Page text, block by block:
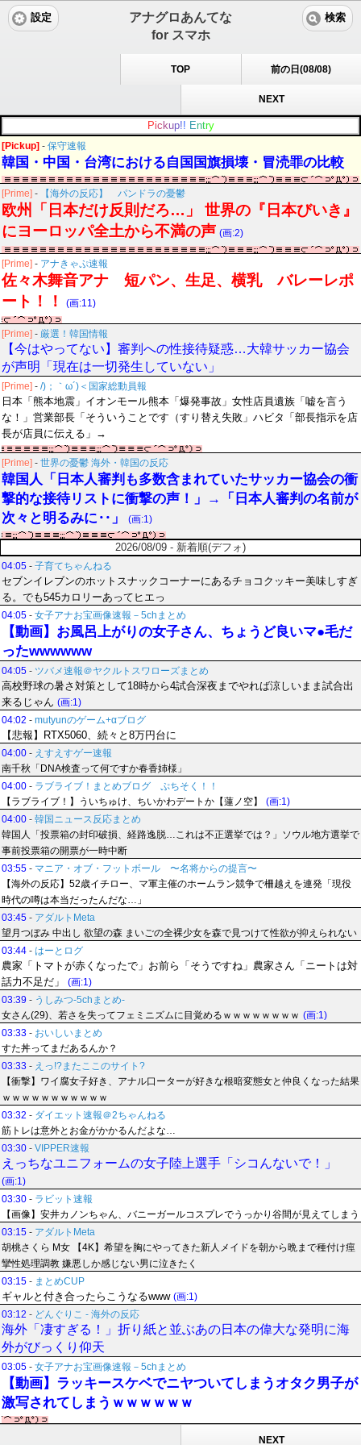
アナグロあんてな
for スマホ
設定 検索
TOP 前の日(08/08)
NEXT
Pic kup!! Entry
[Pickup] - 保守速報
韓国・中国・台湾における自国国旗損壊・冒涜罪の比較
[Prime] - 【海外の反応】 パンドラの憂鬱
欧州「日本だけ反則だろ…」 世界の『日本びいき』
にヨーロッパ全土から不満の声 (画:2)
[Prime] - アナきゃぷ速報
佐々木舞音アナ 短パン、生足、横乳 バレーレポ
ート！！
(画:11)
[Prime] - 厳選！韓国情報
【今はやってない】審判への性接待疑惑…大韓サッカー協会
が声明「現在は一切発生していない」
[Prime] - /)；｀ω´)＜国家総動員報
日本「熊本地震」イオンモール熊本「爆発事故」女性店員遺族「嘘を言う
な！」営業部長「そういうことです（すり替え失敗」ハビタ「部長指示を店
長が店員に伝える」→
[Prime] - 世界の憂鬱 海外・韓国の反応
韓国人「日本人審判も多数含まれていたサッカー協会の衝
撃的な接待リストに衝撃の声！」→「日本人審判の名前が
次々と明るみに‥」
(画:1)
2026/08/09 - 新着順(デフォ)
04:05 - 子育てちゃんねる
セブンイレブンのホットスナックコーナーにあるチョコクッキー美味しすぎ
る。でも545カロリーあってヒエっ
04:05 - 女子アナお宝画像速報－5chまとめ
【動画】お風呂上がりの女子さん、ちょうど良いマ●毛だ
ったwwwwww
04:05 - ツバメ速報＠ヤクルトスワローズまとめ
高校野球の暑さ対策として18時から4試合深夜までやれば涼しいまま試合出
来るじゃん (画:1)
04:02 - mutyunのゲーム+αブログ
【悲報】RTX5060、続々と8万円台に
04:00 - えすえすゲー速報
南千秋「DNA検査って何ですか春香姉様」
04:00 - ラブライブ！まとめブログ ぷちそく！！
【ラブライブ！】ういちゅけ、ちいかわデートか【蓮ノ空】
(画:1)
04:00 - 韓国ニュース反応まとめ
韓国人「投票箱の封印破損、経路逸脱…これは不正選挙では？」ソウル地方選挙で
事前投票箱の開票が一時中断
03:55 - マニア・オブ・フットボール 〜名将からの提言〜
【海外の反応】52歳イチロー、マ軍主催のホームラン競争で柵越えを連発「現役
時代の噂は本当だったんだな…」
03:45 - アダルトMeta
望月つぼみ 中出し 欲望の森 まいごの全裸少女を森で見つけて性欲が抑えられない
03:44 - はーとログ
農家「トマトが赤くなったで」お前ら「そうですね」農家さん「ニートは対
話力不足だ」
(画:1)
03:39 - うしみつ-5chまとめ-
女さん(29)、若さを失ってフェミニズムに目覚めるｗｗｗｗｗｗｗｗ (画:1)
03:33 - おいしいまとめ
すた丼ってまだあるんか？
03:33 - えっ!?またここのサイト?
【衝撃】ワイ腐女子好き、アナル口ーターが好きな根暗変態女と仲良くなった結果
ｗｗｗｗｗｗｗｗｗｗｗ
03:32 - ダイエット速報＠2ちゃんねる
筋トレは意外とお金がかかるんだよな…
03:30 - VIPPER速報
えっちなユニフォームの女子陸上選手「シコんないで！」
(画:1)
03:30 - ラビット速報
【画像】安井カノンちゃん、バニーガールコスプレでうっかり谷間が見えてしまう
03:15 - アダルトMeta
胡桃さくら M女 【4K】希望を胸にやってきた新人メイドを朝から晩まで種付け痙
攣性処理調教 嫌悪しか感じない男に泣きたく
03:15 - まとめCUP
ギャルと付き合ったらこうなるwww (画:1)
03:12 - どんぐりこ - 海外の反応
海外「凄すぎる！」折り紙と並ぶあの日本の偉大な発明に海
外がびっくり仰天
03:05 - 女子アナお宝画像速報－5chまとめ
【動画】ラッキースケベでニヤついてしまうオタク男子が
激写されてしまうｗｗｗｗｗｗ
NEXT